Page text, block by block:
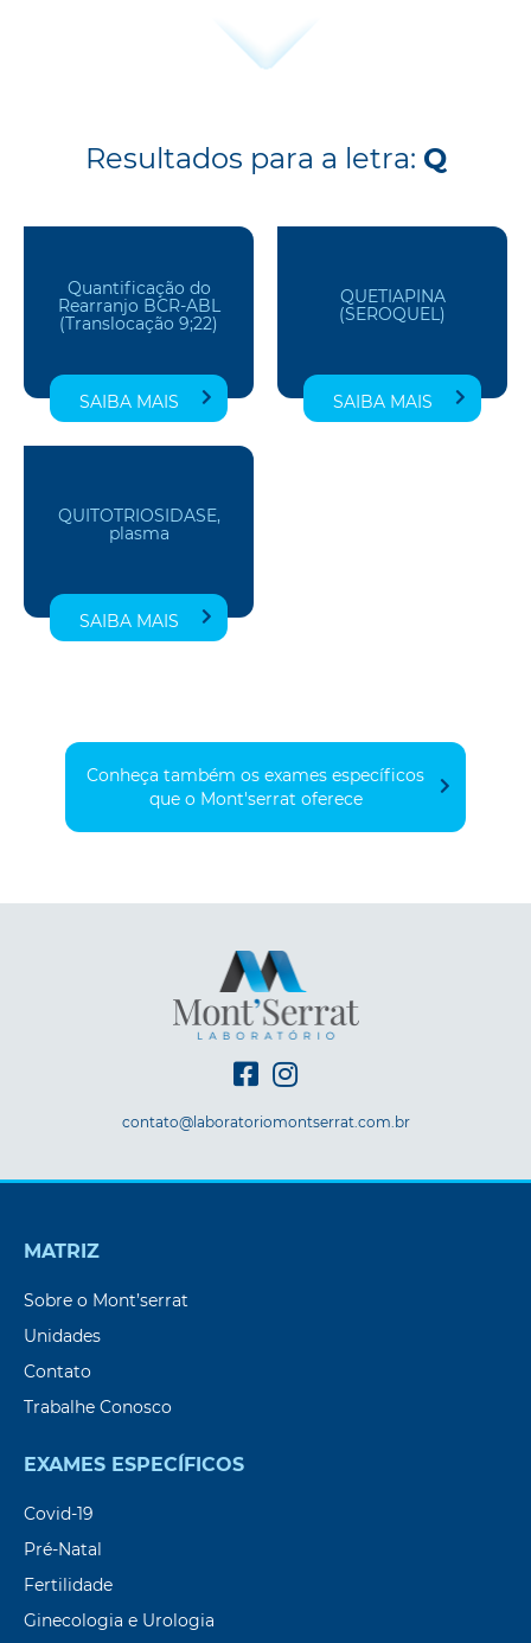
Resultados para a letra: Q
Quantificação do
Rearranjo BCR-ABL
(Translocação 9;22)
SAIBA MAIS
QUETIAPINA
(SEROQUEL)
SAIBA MAIS
QUITOTRIOSIDASE,
plasma
SAIBA MAIS
Conheça também os exames específicos
que o Mont'serrat oferece
contato@laboratoriomontserrat.com.br
MATRIZ
Sobre o Mont’serrat
Unidades
Contato
Trabalhe Conosco
EXAMES ESPECÍFICOS
Covid-19
Pré-Natal
Fertilidade
Ginecologia e Urologia